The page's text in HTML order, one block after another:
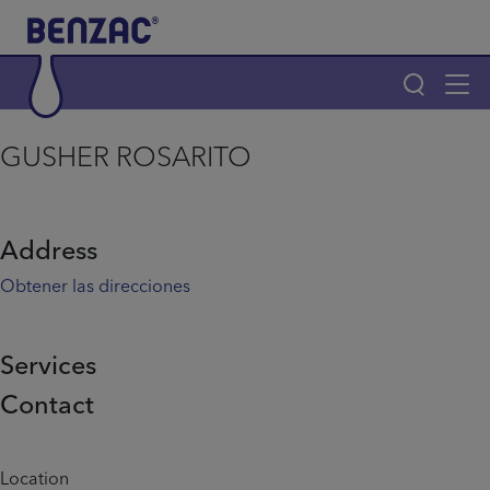
Skip to main content
Main navigation
¿Por qué elegir Benzac?
Home
Info menu
GUSHER ROSARITO
Address
Obtener las direcciones
Services
Contact
Location